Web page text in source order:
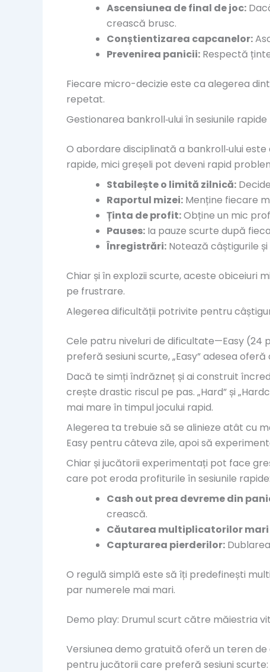
Ascensiunea de final de joc:
crească brusc.
Conștientizarea capcanelor:
Prevenirea panicii: Respectă
Fiecare micro-decizie este ca alegerea
repetat.
Gestionarea bankroll‑ului în sesiunile rapide
O abordare disciplinată a bankroll‑ului
rapide, mici greșeli pot deveni rapid
Stabilește o limită zilnică:
Raportul mizei: Menține fiecare
Ținta de profit:Obține un mic
Pauses: Ia pauze scurte după
Înregistrări: Notează câștigurile
Chiar și în explozii scurte, aceste obiceiuri
pe frustrare.
Alegerea dificultății potrivite pentru
Cele patru niveluri de dificultate—Easy (24
preferă sesiuni scurte, „Easy” adesea
Dacă te simți îndrăzneț și ai construit
crește drastic riscul pe pas. „Hard” și
mai mare în timpul jocului rapid.
Alegerea ta trebuie să se alinieze atât cu
Easy pentru câteva zile, apoi să
Chiar și jucătorii experimentați pot face
care pot eroda profiturile în sesiunile rapide:
Cash out prea devreme din
crească.
Căutarea multiplicatorilor
Capturarea pierderilor:
O regulă simplă este să îți predefinești
par numerele mai mari.
Demo play: Drumul scurt către măiestria
Versiunea demo gratuită oferă un teren
pentru jucătorii care preferă sesiuni scurte: